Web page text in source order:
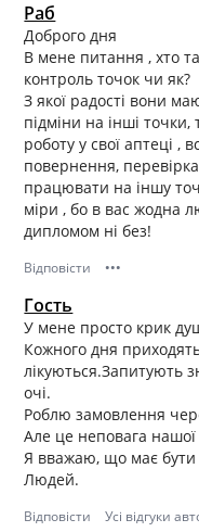
Раб
Доброго дня
В мене питання , хто
контроль точок чи як?
З якої радості вони
підміни на інші
роботу у свої аптеці ,
повернення, перевірка
працювати на іншу
міри , бо в вас жодна
дипломом ні без!
Відповісти •••
Гость
У мене просто крик
Кожного дня
лікуються.Запитують
очі.
Роблю замовлення
Але це неповага нашої
Я вважаю, що має бути
Людей.
Відповісти Усі відгуки